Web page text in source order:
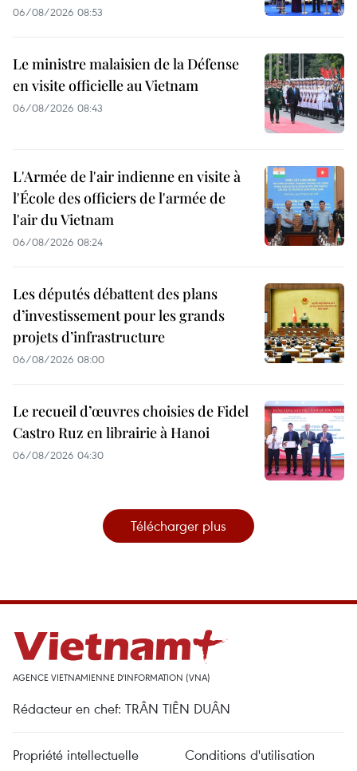
06/08/2026 08:53
Le ministre malaisien de la Défense
en visite officielle au Vietnam
06/08/2026 08:43
L'Armée de l'air indienne en visite à
l'École des officiers de l'armée de
l'air du Vietnam
06/08/2026 08:24
Les députés débattent des plans
d’investissement pour les grands
projets d’infrastructure
06/08/2026 08:00
Le recueil d’œuvres choisies de Fidel
Castro Ruz en librairie à Hanoi
06/08/2026 04:30
Télécharger plus
AGENCE VIETNAMIENNE D'INFORMATION (VNA)
Rédacteur en chef: TRÂN TIÊN DUÂN
Propriété intellectuelle Conditions d'utilisation